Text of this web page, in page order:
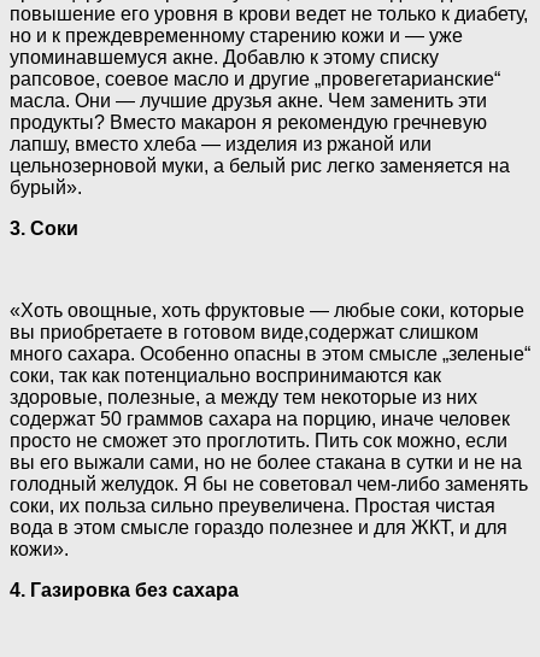
повышение его уровня в крови ведет не только к диабету,
но и к преждевременному старению кожи и — уже
упоминавшемуся акне. Добавлю к этому списку
рапсовое, соевое масло и другие „провегетарианские“
масла. Они — лучшие друзья акне. Чем заменить эти
продукты? Вместо макарон я рекомендую гречневую
лапшу, вместо хлеба — изделия из ржаной или
цельнозерновой муки, а белый рис легко заменяется на
бурый».
3. Соки
«Хоть овощные, хоть фруктовые — любые соки, которые
вы приобретаете в готовом виде,содержат слишком
много сахара. Особенно опасны в этом смысле „зеленые“
соки, так как потенциально воспринимаются как
здоровые, полезные, а между тем некоторые из них
содержат 50 граммов сахара на порцию, иначе человек
просто не сможет это проглотить. Пить сок можно, если
вы его выжали сами, но не более стакана в сутки и не на
голодный желудок. Я бы не советовал чем-либо заменять
соки, их польза сильно преувеличена. Простая чистая
вода в этом смысле гораздо полезнее и для ЖКТ, и для
кожи».
4. Газировка без сахара